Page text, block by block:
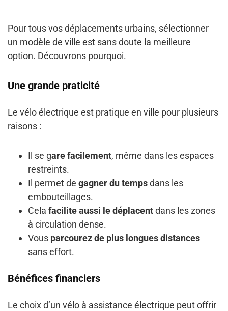
Pour tous vos déplacements urbains, sélectionner
un modèle de ville est sans doute la meilleure
option. Découvrons pourquoi.
Une grande praticité
Le vélo électrique est pratique en ville pour plusieurs
raisons :
Il se gare facilement, même dans les espaces
restreints.
Il permet de gagner du tempsdans les
embouteillages.
Cela facilite aussi le déplacentdans les zones
à circulation dense.
Vous parcourez de plus longues distances
sans effort.
Bénéfices financiers
Le choix d’un vélo à assistance électrique peut offrir